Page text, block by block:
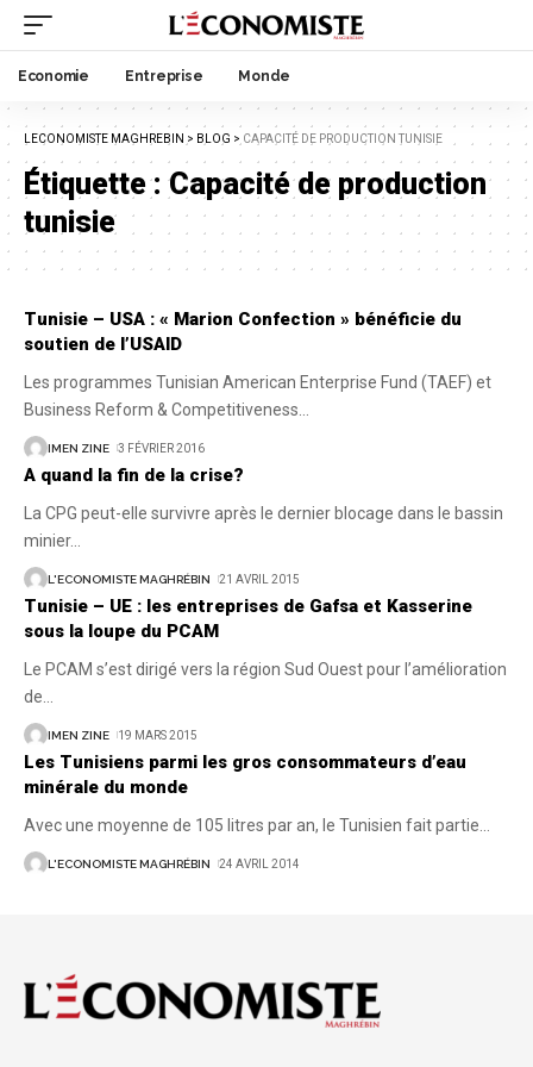
Economie Entreprise Monde
LECONOMISTE MAGHREBIN > BLOG > CAPACITÉ DE PRODUCTION TUNISIE
Étiquette :Capacité de production
tunisie
Tunisie – USA : « Marion Confection » bénéficie du
soutien de l’USAID
Les programmes Tunisian American Enterprise Fund (TAEF) et
Business Reform & Competitiveness
IMEN ZINE 3 FÉVRIER 2016
A quand la fin de la crise?
La CPG peut-elle survivre après le dernier blocage dans le bassin
minier…
L'ECONOMISTE MAGHRÉBIN 21 AVRIL 2015
Tunisie – UE : les entreprises de Gafsa et Kasserine
sous la loupe du PCAM
Le PCAM s’est dirigé vers la région Sud Ouest pour l’amélioration
de
IMEN ZINE 19 MARS 2015
Les Tunisiens parmi les gros consommateurs d’eau
minérale du monde
Avec une moyenne de 105 litres par an, le Tunisien fait partie
L'ECONOMISTE MAGHRÉBIN 24 AVRIL 2014